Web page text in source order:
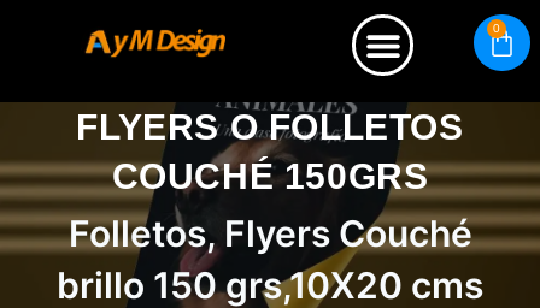
0
FLYERS O FOLLETOS
COUCHÉ 150GRS
Folletos, Flyers Couché
brillo 150 grs,10X20 cms